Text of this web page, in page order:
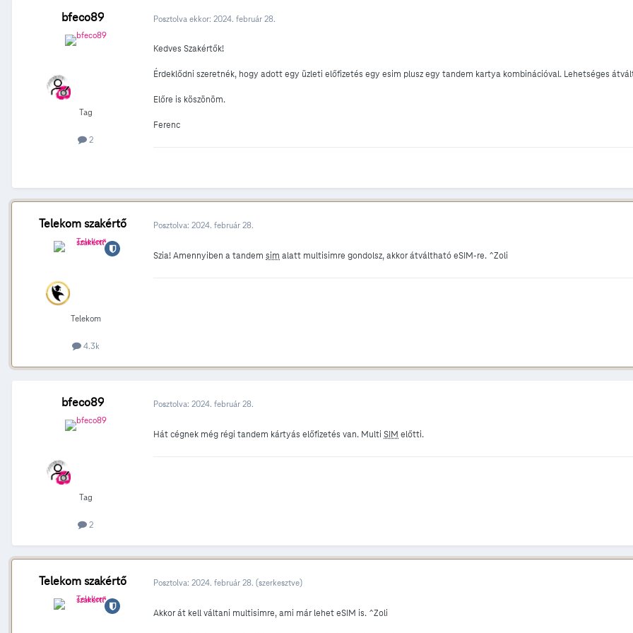
bfeco89
Tag
2
Posztolva ekkor: 2024. február 28.
Kedves Szakértők!
Érdeklődni szeretnék, hogy adott egy üzleti előfizetés egy esim plusz egy tandem kartya kombinációval. Lehetséges
Előre is köszönöm.
Ferenc
Telekom szakértő
Telekom
4.3k
Posztolva: 2024. február 28.
Szia! Amennyiben a tandem sim alatt multisimre gondolsz, akkor átváltható eSIM-re. ^Zoli
bfeco89
Tag
2
Posztolva: 2024. február 28.
Hát cégnek még régi tandem kártyás előfizetés van. Multi SIM előtti.
Telekom szakértő Posztolva: 2024. február 28. (szerkesztve)
Akkor át kell váltani multisimre, ami már lehet eSIM is. ^Zoli